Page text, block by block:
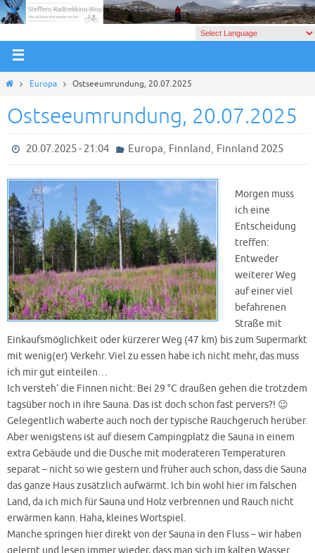
Europa Ostseeumrundung, 20.07.2025
Ostseeumrundung, 20.07.2025
20.07.2025 - 21:04 Europa, Finnland, Finnland 2025
Morgen muss
ich eine
Entscheidung
treffen:
Entweder
weiterer Weg
auf einer viel
befahrenen
Straße mit
Einkaufsmöglichkeit oder kürzerer Weg (47 km) bis zum Supermarkt
mit wenig(er) Verkehr. Viel zu essen habe ich nicht mehr, das muss
ich mir gut einteilen…
Ich versteh‘ die Finnen nicht: Bei 29 °C draußen gehen die trotzdem
tagsüber noch in ihre Sauna. Das ist doch schon fast pervers?! 😉
Gelegentlich waberte auch noch der typische Rauchgeruch herüber.
Aber wenigstens ist auf diesem Campingplatz die Sauna in einem
extra Gebäude und die Dusche mit moderateren Temperaturen
separat – nicht so wie gestern und früher auch schon, dass die Sauna
das ganze Haus zusätzlich aufwärmt. Ich bin wohl hier im falschen
Land, da ich mich für Sauna und Holz verbrennen und Rauch nicht
erwärmen kann. Haha, kleines Wortspiel.
Manche springen hier direkt von der Sauna in den Fluss – wir haben